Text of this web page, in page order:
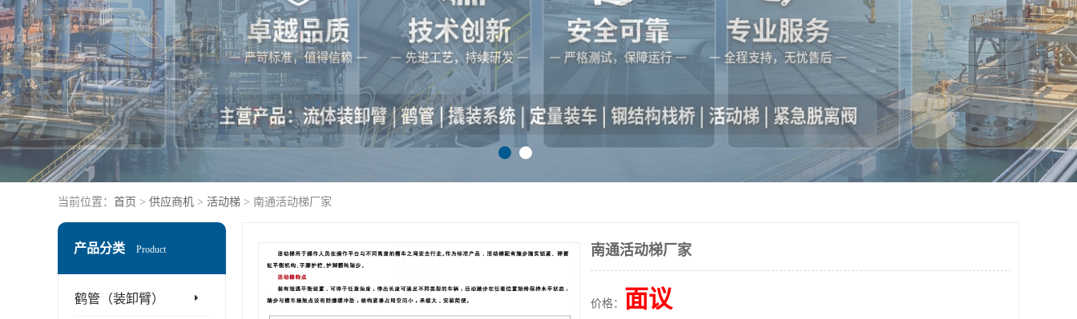
当前位置： 首页 > 供应商机 > 活动梯 > 南通活动梯厂家
产品分类 Product
鹤管（装卸臂）
南通活动梯厂家
价格： 面议